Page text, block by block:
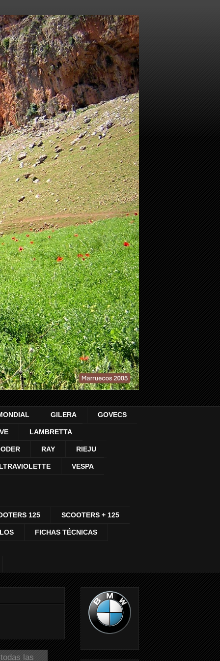
GILERA GOVECS
LAMBRETTA
RAY RIEJU
VESPA
125 SCOOTERS + 125
FICHAS TÉCNICAS
las